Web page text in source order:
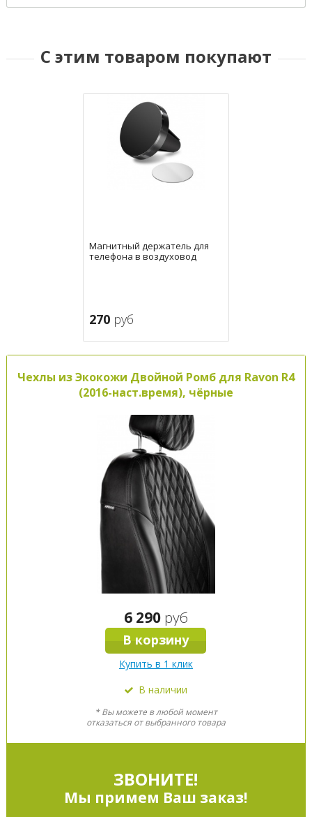
С этим товаром покупают
Магнитный держатель для
телефона в воздуховод
270 руб
Чехлы из Экокожи Двойной Ромб для Ravon R4
(2016-наст.время), чёрные
6 290 руб
В корзину
Купить в 1 клик
В наличии
* Вы можете в любой момент
отказаться от выбранного товара
ЗВОНИТЕ!
Мы примем Ваш заказ!